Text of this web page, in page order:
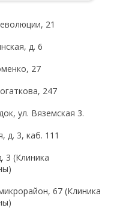
пролиферативной
ожирению,
тела после родов.
Артериальная
желудочка,
сахарный
21
д. 6
27
247
ул. Вяземская 3.
д. 3, каб. 111
3 (Клиника
67 (Клиника